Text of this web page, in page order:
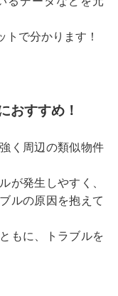
で分かります！
おすすめ！
く周辺の類似物件
が発生しやすく、
ルの原因を抱えて
もに、トラブルを